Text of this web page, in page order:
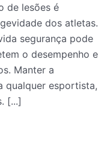
de lesões é
dos atletas.
segurança pode
o desempenho e
Manter a
qualquer esportista,
[...]